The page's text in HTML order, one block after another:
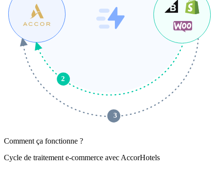
2
3
Comment ça fonctionne ?
Cycle de traitement e-commerce avec AccorHotels